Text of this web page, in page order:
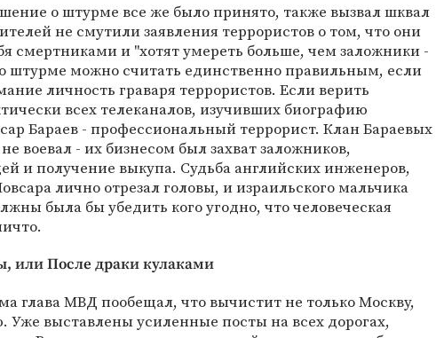
о штурме все же было принято, также вызвал шквал
не смутили заявления террористов о том, что они
смертниками и "хотят умереть больше, чем заложники -
штурме можно считать единственно правильным, если
личность граваря террористов. Если верить
всех телеканалов, изучивших биографию
Бараев - профессиональный террорист. Клан Бараевых
воевал - их бизнесом был захват заложников,
и получение выкупа. Судьба английских инженеров,
лично отрезал головы, и израильского мальчика
была бы убедить кого угодно, что человеческая
или После драки кулаками
глава МВД пообещал, что вычистит не только Москву,
Уже выставлены усиленные посты на всех дорогах,